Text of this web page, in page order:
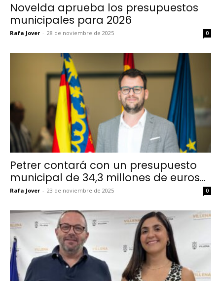
Novelda aprueba los presupuestos
municipales para 2026
Rafa Jover - 28 de noviembre de 2025 0
Petrer contará con un presupuesto
municipal de 34,3 millones de euros...
Rafa Jover - 23 de noviembre de 2025 0